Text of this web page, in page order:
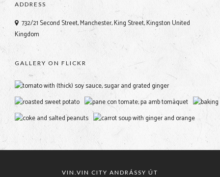
ADDRESS
732/21 Second Street, Manchester, King Street, Kingston United
Kingdom
GALLERY ON FLICKR
VIN.VIN CITY ANDRÁSSY ÚT